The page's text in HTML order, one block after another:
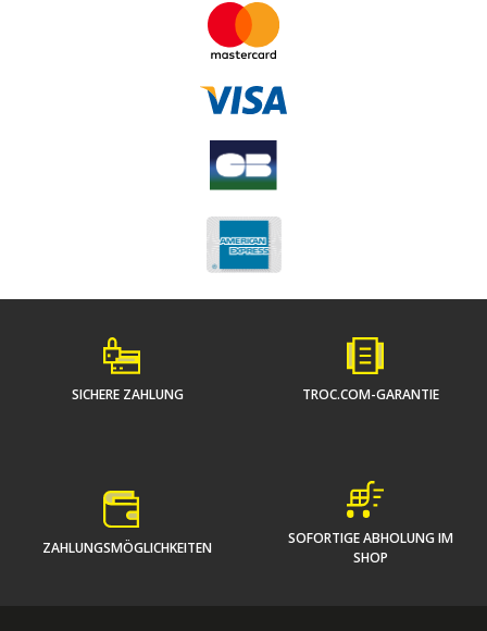
SICHERE ZAHLUNG TROC.COM-GARANTIE
ZAHLUNGSMÖGLICHKEITEN
SOFORTIGE ABHOLUNG IM
SHOP